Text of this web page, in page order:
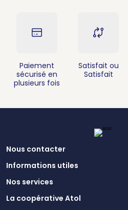
Paiement
sécurisé en
plusieurs fois
Satisfait ou
Satisfait
Nous contacter
Informations utiles
Nos services
La coopérative Atol